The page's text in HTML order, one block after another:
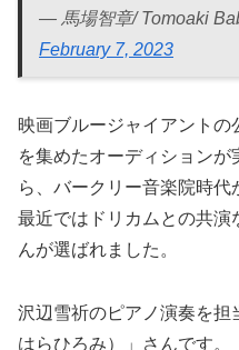
— 馬場智章/ Tomoaki
February 7, 2023
映画ブルージャイアント
を集めたオーディション
ら、バークリー音楽院時代
最近ではドリカムとの共演
んが選ばれました。
沢辺雪祈のピアノ演奏を担
はらひろみ）」さんです。